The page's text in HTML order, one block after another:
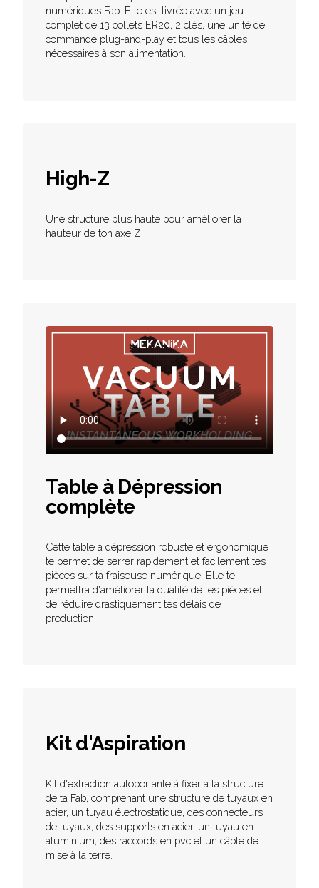
numériques Fab. Elle est livrée avec un jeu
complet de 13 collets ER20, 2 clés, une unité de
commande plug-and-play et tous les câbles
nécessaires à son alimentation.
High-Z
Une structure plus haute pour améliorer la
hauteur de ton axe Z.
Table à Dépression
complète
Cette table à dépression robuste et ergonomique
te permet de serrer rapidement et facilement tes
pièces sur ta fraiseuse numérique. Elle te
permettra d'améliorer la qualité de tes pièces et
de réduire drastiquement tes délais de
production.
Kit d'Aspiration
Kit d'extraction autoportante à fixer à la structure
de ta Fab, comprenant une structure de tuyaux en
acier, un tuyau électrostatique, des connecteurs
de tuyaux, des supports en acier, un tuyau en
aluminium, des raccords en pvc et un câble de
mise à la terre.